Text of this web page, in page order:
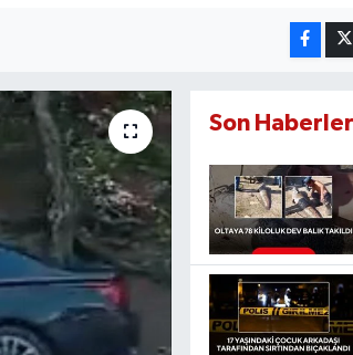
Son Haberler